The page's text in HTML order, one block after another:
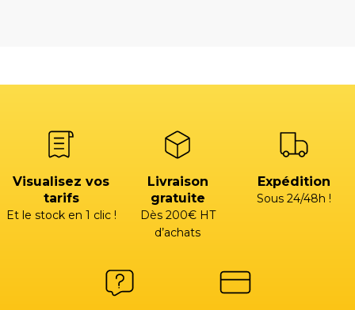
Visualisez vos
tarifs
Et le stock en 1 clic !
Livraison
gratuite
Dès 200€ HT
d’achats
Expédition
Sous 24/48h !